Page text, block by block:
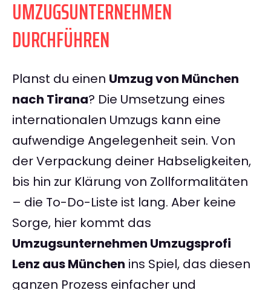
UMZUGSUNTERNEHMEN
DURCHFÜHREN
Planst du einen Umzug von München
nach Tirana? Die Umsetzung eines
internationalen Umzugs kann eine
aufwendige Angelegenheit sein. Von
der Verpackung deiner Habseligkeiten,
bis hin zur Klärung von Zollformalitäten
– die To-Do-Liste ist lang. Aber keine
Sorge, hier kommt das
Umzugsunternehmen Umzugsprofi
Lenz aus München ins Spiel, das diesen
ganzen Prozess einfacher und